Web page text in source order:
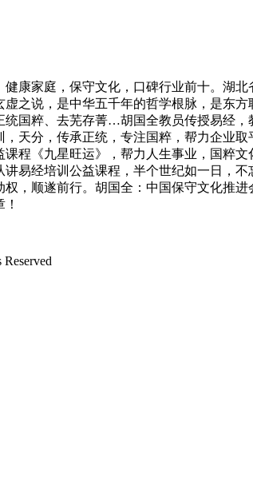
家庭，保守文化，口碑行业前十。湖北
之说，是中华五千年的哲学根脉，是东
国粹、去芜存菁…胡国全教员传授易经
天分，传承正统，专注国粹，帮力企业
程《九星旺运》，帮力人生事业，国粹
易经培训公益课程，半个世纪如一日，
，顺遂前行。胡国全：中国保守文化推